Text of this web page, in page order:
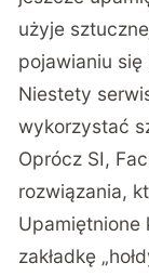
użyje
pojawianiu
Niestety
wykorzystać
Oprócz SI,
rozwiązania,
Upamiętnione
zakładkę